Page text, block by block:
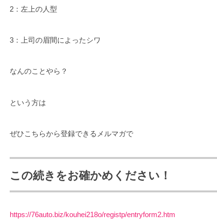
2：左上の人型
3：上司の眉間によったシワ
なんのことやら？
という方は
ぜひこちらから登録できるメルマガで
この続きをお確かめください！
https://76auto.biz/kouhei218o/registp/entryform2.htm